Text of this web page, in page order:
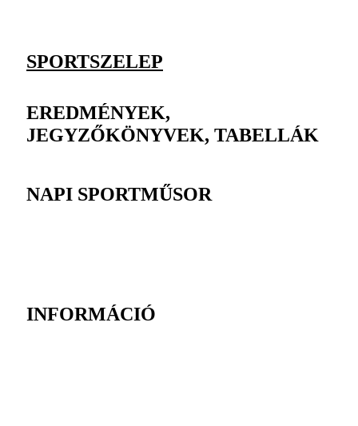
SPORTSZELEP
EREDMÉNYEK,
JEGYZŐKÖNYVEK, TABELLÁK
NAPI SPORTMŰSOR
INFORMÁCIÓ